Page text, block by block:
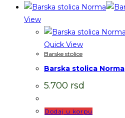
View
Quick View
Barske stolice
Barska stolica Norma
5.700 rsd
Dodaj u korpu